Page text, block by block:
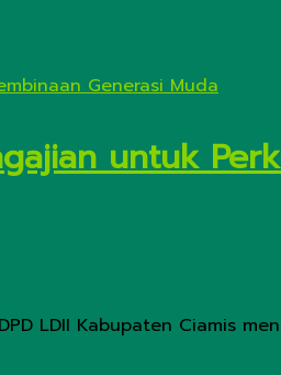
untuk
LDII Kabupaten Ciamis